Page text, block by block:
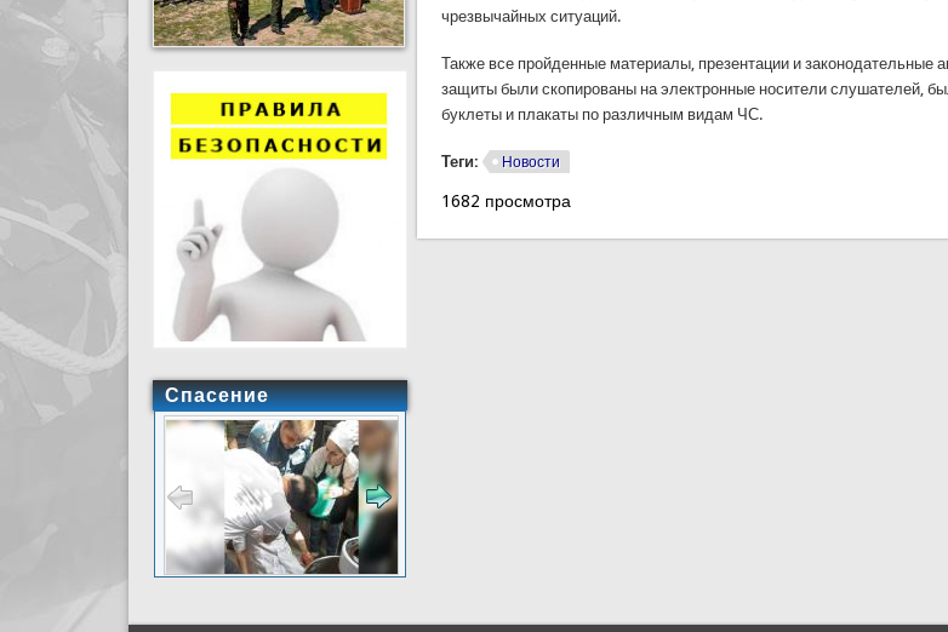
чрезвычайных ситуаций.
Также все пройденные материалы, презентации и законодательные
защиты были скопированы на электронные носители слушателей,
буклеты и плакаты по различным видам ЧС.
Теги: Новости
1682 просмотра
Спасение